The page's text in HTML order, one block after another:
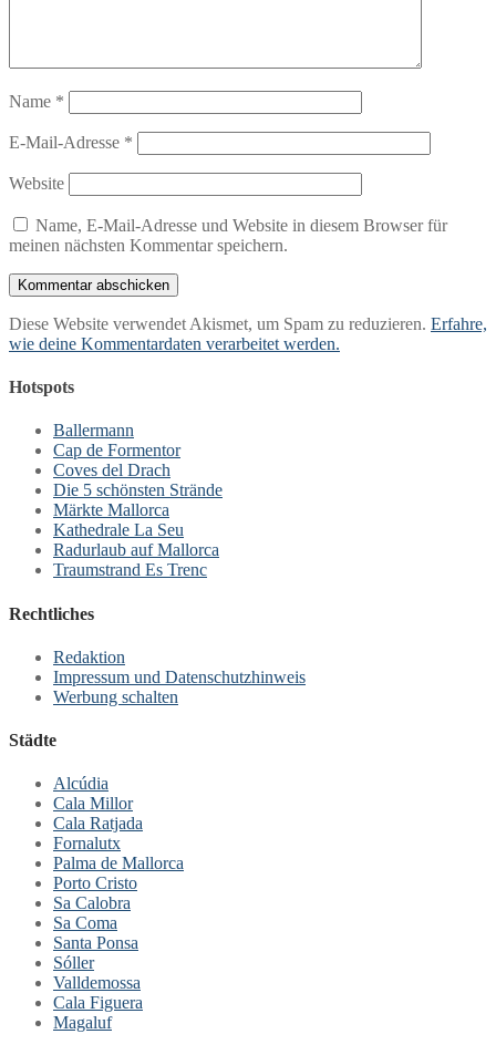
Name *
E-Mail-Adresse *
Website
Name, E-Mail-Adresse und Website in diesem Browser für
meinen nächsten Kommentar speichern.
Diese Website verwendet Akismet, um Spam zu reduzieren. Erfahre,
wie deine Kommentardaten verarbeitet werden.
Hotspots
Ballermann
Cap de Formentor
Coves del Drach
Die 5 schönsten Strände
Märkte Mallorca
Kathedrale La Seu
Radurlaub auf Mallorca
Traumstrand Es Trenc
Rechtliches
Redaktion
Impressum und Datenschutzhinweis
Werbung schalten
Städte
Alcúdia
Cala Millor
Cala Ratjada
Fornalutx
Palma de Mallorca
Porto Cristo
Sa Calobra
Sa Coma
Santa Ponsa
Sóller
Valldemossa
Cala Figuera
Magaluf